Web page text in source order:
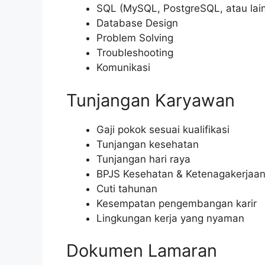
SQL (MySQL, PostgreSQL, atau
Database Design
Problem Solving
Troubleshooting
Komunikasi
Tunjangan Karyawan
Gaji pokok sesuai kualifikasi
Tunjangan kesehatan
Tunjangan hari raya
BPJS Kesehatan & Ketenagakerjaan
Cuti tahunan
Kesempatan pengembangan karir
Lingkungan kerja yang nyaman
Dokumen Lamaran